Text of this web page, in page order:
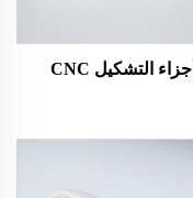
أجزاء التشكيل CNC